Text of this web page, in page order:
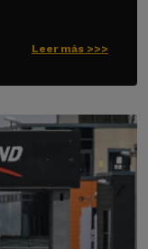
Leer más >>>